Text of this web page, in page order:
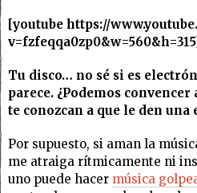
[youtube https://
v=fzfeqqa0zp0&w=560&h=315]
Tu disco… no sé si es
parece. ¿Podemos
te conozcan a que le den una
Por supuesto, si aman la
me atraiga rítmicamente ni
uno puede hacer música